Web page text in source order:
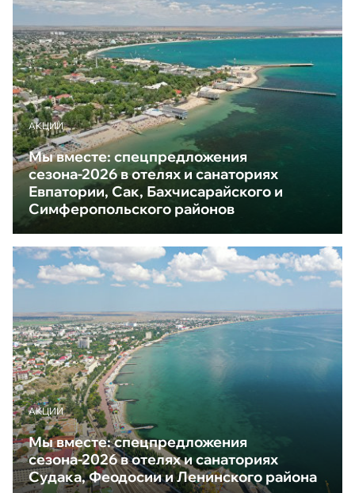
АКЦИИ
Мы вместе: спецпредложения
сезона-2026 в отелях и санаториях
Евпатории, Сак, Бахчисарайского и
Симферопольского районов
АКЦИИ
Мы вместе: спецпредложения
сезона-2026 в отелях и санаториях
Судака, Феодосии и Ленинского района